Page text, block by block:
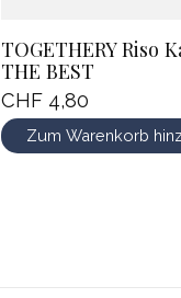
TOGETHERY Riso
THE BEST
CHF 4,80
Zum Warenkorb